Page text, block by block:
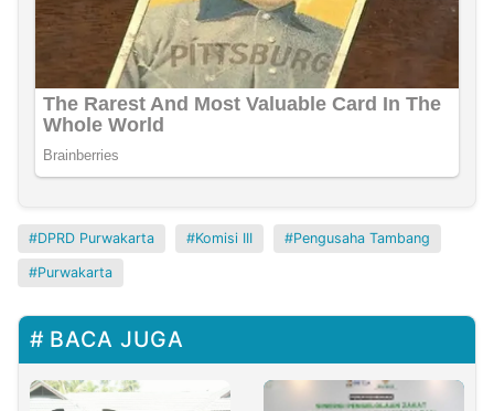
DPRD Purwakarta Komisi III Pengusaha Tambang
Purwakarta
BACA JUGA